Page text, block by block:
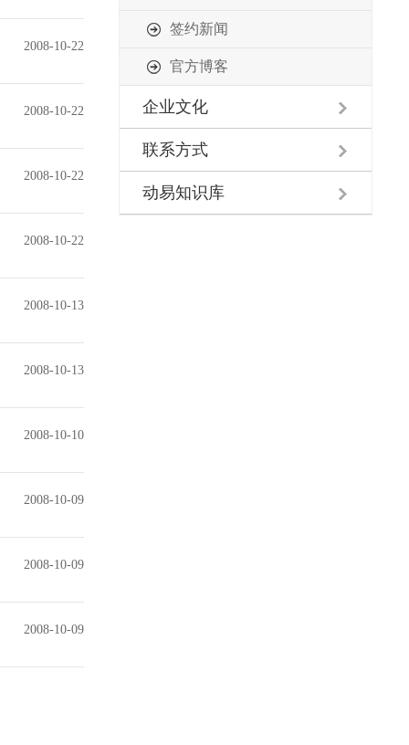
签约新闻
官方博客
企业文化
联系方式
动易知识库
2008-10-22
2008-10-22
2008-10-22
2008-10-22
2008-10-13
2008-10-13
2008-10-10
2008-10-09
2008-10-09
2008-10-09